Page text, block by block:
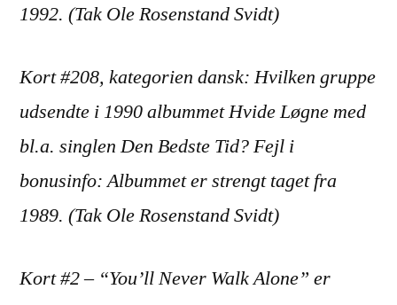
1992. (Tak Ole Rosenstand Svidt)
Kort #208, kategorien dansk: Hvilken gruppe
udsendte i 1990 albummet Hvide Løgne med
bl.a. singlen Den Bedste Tid? Fejl i
bonusinfo: Albummet er strengt taget fra
1989. (Tak Ole Rosenstand Svidt)
Kort #2 – “You’ll Never Walk Alone” er